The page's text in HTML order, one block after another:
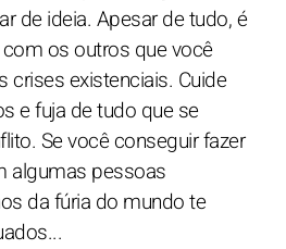
de ideia. Apesar de tudo, é
os outros que você
crises existenciais. Cuide
e fuja de tudo que se
Se você conseguir fazer
algumas pessoas
da fúria do mundo te